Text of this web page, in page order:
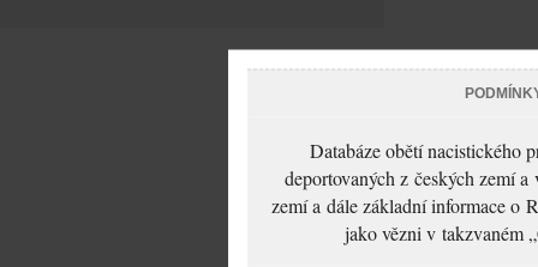
Databáze obětí nacistického
deportovaných z českých zemí
zemí a dále základní informace o
jako vězni v takzvaném